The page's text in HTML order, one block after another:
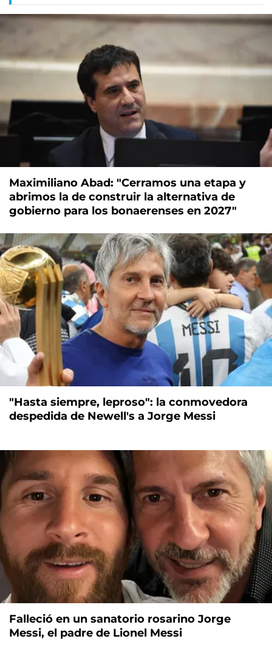
Maximiliano Abad: "Cerramos una etapa y
abrimos la de construir la alternativa de
gobierno para los bonaerenses en 2027"
"Hasta siempre, leproso": la conmovedora
despedida de Newell's a Jorge Messi
Falleció en un sanatorio rosarino Jorge
Messi, el padre de Lionel Messi